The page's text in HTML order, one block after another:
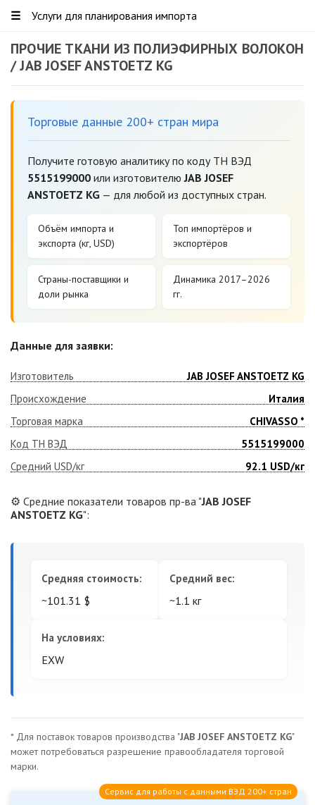
☰ Услуги для планирования импорта
ПРОЧИЕ ТКАНИ ИЗ ПОЛИЭФИРНЫХ ВОЛОКОН
/ JAB JOSEF ANSTOETZ KG
Торговые данные 200+ стран мира
Получите готовую аналитику по коду ТН ВЭД
5515199000 или изготовителюJAB JOSEF
ANSTOETZ KG — для любой из доступных стран.
Объём импорта и
экспорта (кг, USD)
Топ импортёров и
экспортёров
Страны-поставщики и
доли рынка
Динамика 2017–2026
гг.
Данные для заявки:
Изготовитель
JAB JOSEF ANSTOETZ KG
Происхождение
Италия
Торговая марка
CHIVASSO *
Код ТН ВЭД
5515199000
Средний USD/кг
92.1 USD/кг
⚙️ Средние показатели товаров пр-ва "JAB JOSEF
ANSTOETZ KG":
Средняя стоимость:
~101.31 $
Средний вес:
~1.1 кг
На условиях:
EXW
* Для поставок товаров производства "JAB JOSEF ANSTOETZ KG"
может потребоваться разрешение правообладателя торговой
марки.
Сервис для работы с данными ВЭД 200+ стран